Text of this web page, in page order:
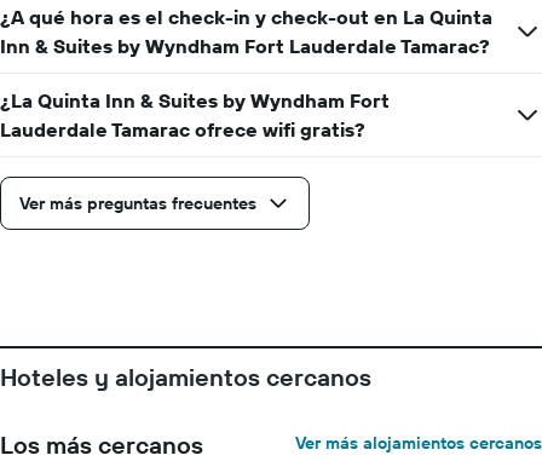
promedio
de
una
habitación
¿A qué hora es el check-in y check-out en La Quinta
Inn & Suites by Wyndham Fort Lauderdale Tamarac?
¿La Quinta Inn & Suites by Wyndham Fort
Lauderdale Tamarac ofrece wifi gratis?
Ver más preguntas frecuentes
Hoteles y alojamientos cercanos
Los más cercanos Ver más alojamientos cercanos